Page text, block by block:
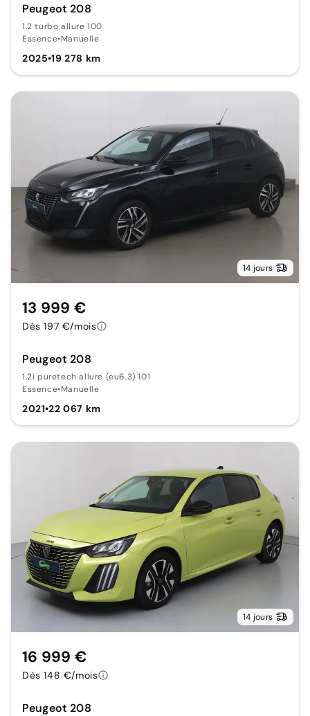
Peugeot 208
1.2 turbo allure 100
Essence•Manuelle
2025•19 278 km
14 jours
Peugeot 208
1.2i puretech allure (eu6.3) 101
Essence•Manuelle
2021•22 067 km
13 999 €
Dès 197 €/mois
14 jours
Peugeot 208
16 999 €
Dès 148 €/mois